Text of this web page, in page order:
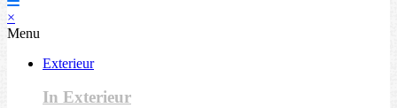
×
Menu
Exterieur
In Exterieur